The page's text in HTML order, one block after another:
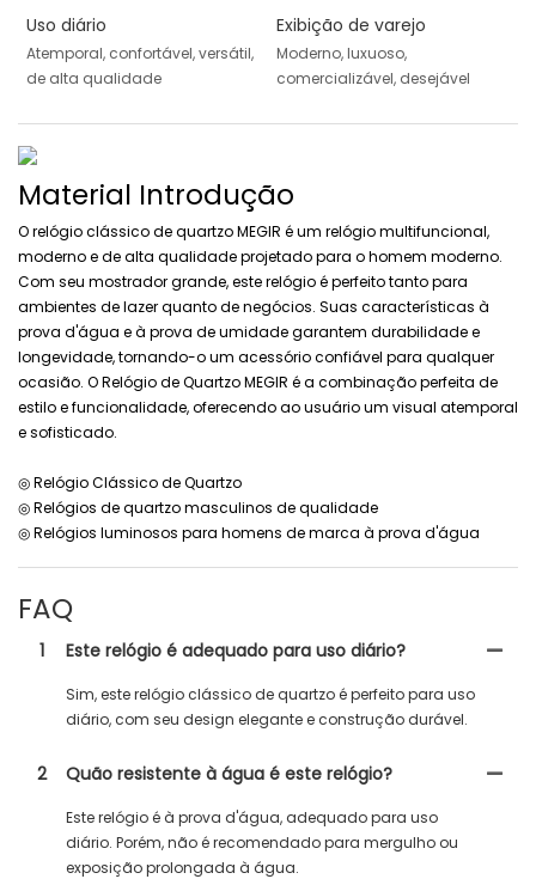
Uso diário
Atemporal, confortável, versátil,
de alta qualidade
Exibição de varejo
Moderno, luxuoso,
comercializável, desejável
Material Introdução
O relógio clássico de quartzo MEGIR é um relógio multifuncional,
moderno e de alta qualidade projetado para o homem moderno.
Com seu mostrador grande, este relógio é perfeito tanto para
ambientes de lazer quanto de negócios. Suas características à
prova d'água e à prova de umidade garantem durabilidade e
longevidade, tornando-o um acessório confiável para qualquer
ocasião. O Relógio de Quartzo MEGIR é a combinação perfeita de
estilo e funcionalidade, oferecendo ao usuário um visual atemporal
e sofisticado.
◎ Relógio Clássico de Quartzo
◎ Relógios de quartzo masculinos de qualidade
◎ Relógios luminosos para homens de marca à prova d'água
FAQ
1 Este relógio é adequado para uso diário?
Sim, este relógio clássico de quartzo é perfeito para uso
diário, com seu design elegante e construção durável.
2 Quão resistente à água é este relógio?
Este relógio é à prova d'água, adequado para uso
diário. Porém, não é recomendado para mergulho ou
exposição prolongada à água.